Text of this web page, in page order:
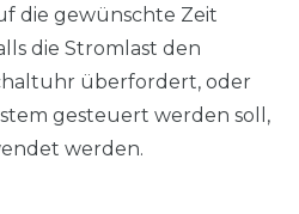
die gewünschte Zeit
die Stromlast den
überfordert, oder
gesteuert werden soll,
werden.